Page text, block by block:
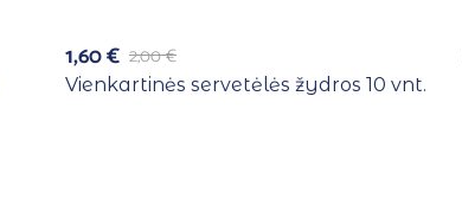
2,00€
1,60€
Vienkartinės servetėlės žydros 10 vnt.